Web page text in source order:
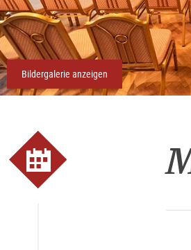
Bildergalerie anzeigen